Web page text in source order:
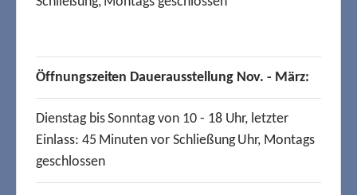
Öffnungszeiten Dauerausstellung Nov. - März:
Dienstag bis Sonntag von 10 - 18 Uhr, letzter
Einlass: 45 Minuten vor Schließung Uhr, Montags
geschlossen